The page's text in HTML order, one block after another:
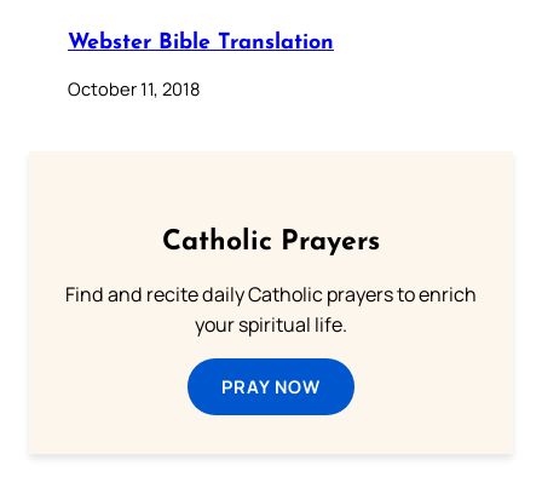
Webster Bible Translation
October 11, 2018
Catholic Prayers
Find and recite daily Catholic prayers to enrich
your spiritual life.
PRAY NOW